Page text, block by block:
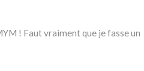
! Faut vraiment que je fasse un